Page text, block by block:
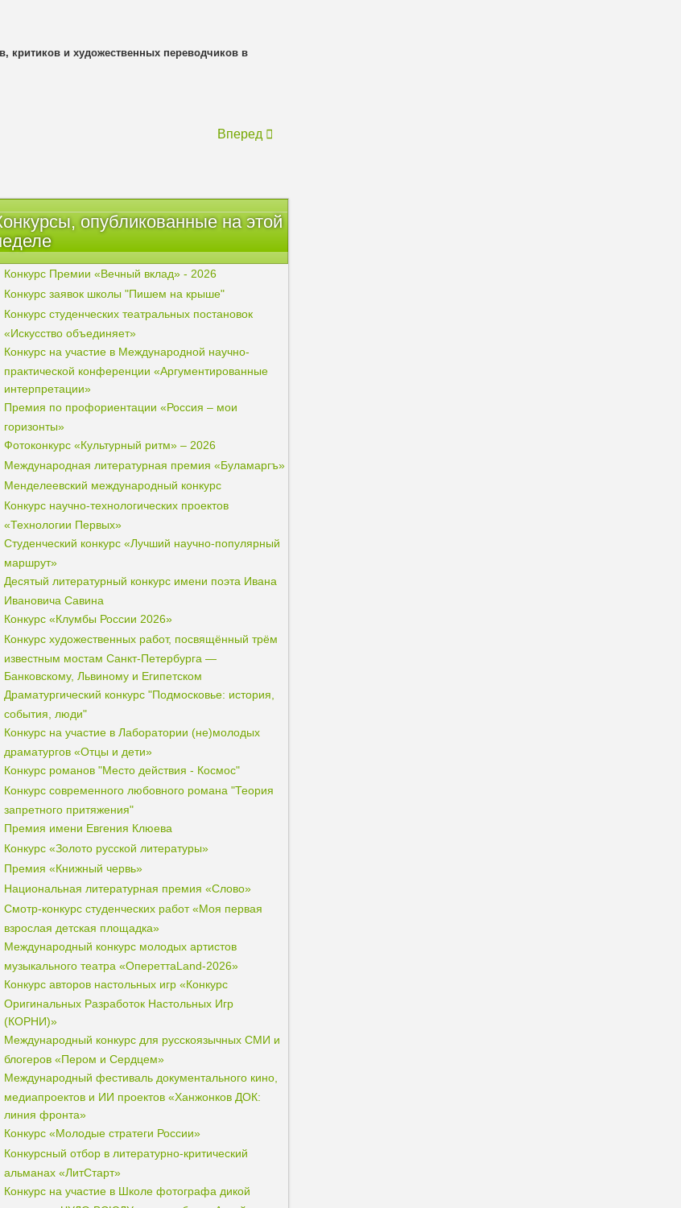
критиков и художественных переводчиков в
Вперед
опубликованные на этой
Конкурс Премии «Вечный вклад» - 2026
Конкурс заявок школы "Пишем на крыше"
Конкурс студенческих театральных постановок
«Искусство объединяет»
Конкурс на участие в Международной научно-
практической конференции «Аргументированные
интерпретации»
Премия по профориентации «Россия – мои
горизонты»
Фотоконкурс «Культурный ритм» – 2026
Международная литературная премия «Буламаргъ»
Менделеевский международный конкурс
Конкурс научно-технологических проектов
«Технологии Первых»
Студенческий конкурс «Лучший научно-популярный
маршрут»
Десятый литературный конкурс имени поэта Ивана
Ивановича Савина
Конкурс «Клумбы России 2026»
Конкурс художественных работ, посвящённый трём
известным мостам Санкт-Петербурга —
Банковскому, Львиному и Египетском
Драматургический конкурс "Подмосковье: история,
события, люди"
Конкурс на участие в Лаборатории (не)молодых
драматургов «Отцы и дети»
Конкурс романов "Место действия - Космос"
Конкурс современного любовного романа "Теория
запретного притяжения"
Премия имени Евгения Клюева
Конкурс «Золото русской литературы»
Премия «Книжный червь»
Национальная литературная премия «Слово»
Смотр-конкурс студенческих работ «Моя первая
взрослая детская площадка»
Международный конкурс молодых артистов
музыкального театра «ОпереттаLand-2026»
Конкурс авторов настольных игр «Конкурс
Оригинальных Разработок Настольных Игр
(КОРНИ)»
Международный конкурс для русскоязычных СМИ и
блогеров «Пером и Сердцем»
Международный фестиваль документального кино,
медиапроектов и ИИ проектов «Ханжонков ДОК:
линия фронта»
Конкурс «Молодые стратеги России»
Конкурсный отбор в литературно-критический
альманах «ЛитСтарт»
Конкурс на участие в Школе фотографа дикой